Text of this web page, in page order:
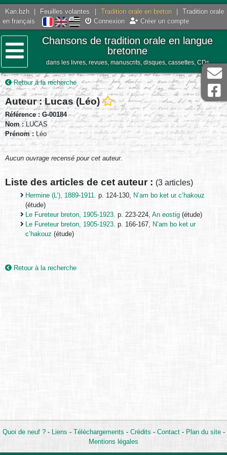
Kan.bzh Feuilles volantes Tradition orale en breton
Tradition orale
en français
Connexion Créer un compte
Menu
Chansons de tradition orale en langue
bretonne
dans les livres, revues, manuscrits, disques, cassettes, CDs
Retour à la recherche
Auteur : Lucas (Léo)
Référence : G-00184
Nom :LUCAS
Prénom :Léo
Aucun ouvrage recensé pour cet auteur.
Liste des articles de cet auteur : (3 articles)
Hermine (L’), 1889-1911. p. 124-130,
N’am bo ket ur c’hakouz
(étude)
Le Fureteur breton, 1905-1923. p. 223-224, An eostig (étude)
Le Fureteur breton, 1905-1923. p. 166-167,
N’am bo ket ur
c’hakouz (étude)
Retour à la recherche
Quoi de neuf ?- Liens - Téléchargements - Crédits - Contact- Plan du site-
Mentions légales